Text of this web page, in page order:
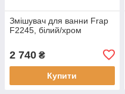
Змішувач для ванни Frap
F2245, білий/хром
2 740 ₴
Купити